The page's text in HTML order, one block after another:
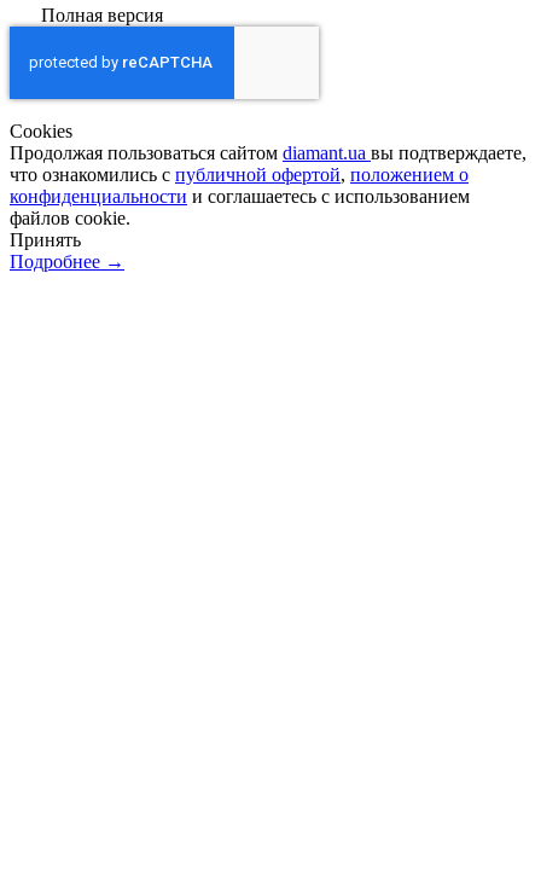
Полная версия
Сookies
Продолжая пользоваться сайтом diamant.ua вы подтверждаете,
что ознакомились с публичной офертой, положением о
конфиденциальности и соглашаетесь с использованием
файлов cookie.
Принять
Подробнее →